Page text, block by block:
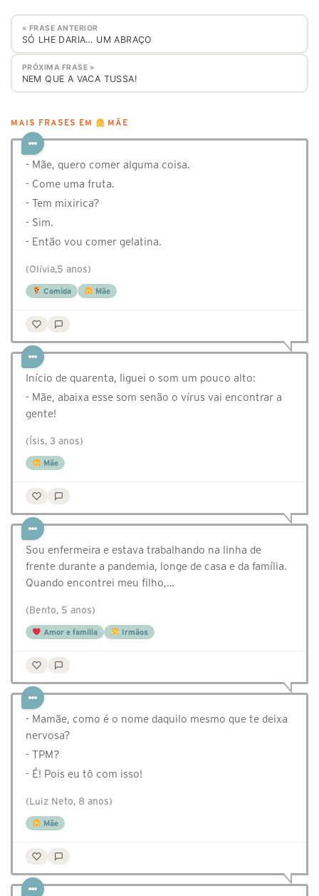
« FRASE ANTERIOR
SÓ LHE DARIA… UM ABRAÇO
PRÓXIMA FRASE »
NEM QUE A VACA TUSSA!
MAIS FRASES EM MÃE
- Mãe, quero comer alguma coisa.
- Come uma fruta.
- Tem mixirica?
- Sim.
- Então vou comer gelatina.
(Olívia,5 anos)
Comida Mãe
Início de quarenta, liguei o som um pouco alto:
- Mãe, abaixa esse som senão o vírus vai encontrar a
gente!
(Ísis, 3 anos)
Mãe
Sou enfermeira e estava trabalhando na linha de
frente durante a pandemia, longe de casa e da família.
Quando encontrei meu filho,…
(Bento, 5 anos)
Amor e família Irmãos
- Mamãe, como é o nome daquilo mesmo que te deixa
nervosa?
- TPM?
- É! Pois eu tô com isso!
(Luiz Neto, 8 anos)
Mãe